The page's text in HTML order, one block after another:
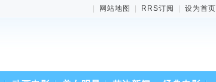
网站地图 RRS订阅 设为首页